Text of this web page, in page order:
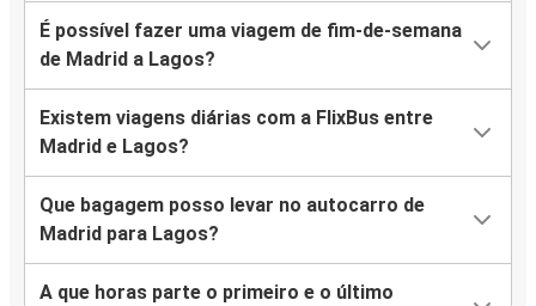
É possível fazer uma viagem de fim-de-semana
de Madrid a Lagos?
Existem viagens diárias com a FlixBus entre
Madrid e Lagos?
Que bagagem posso levar no autocarro de
Madrid para Lagos?
A que horas parte o primeiro e o último